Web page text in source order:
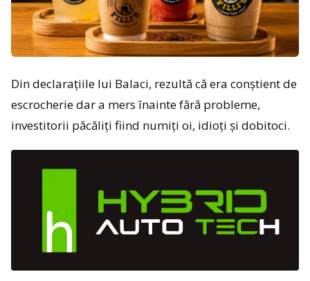
Din declarațiile lui Balaci, rezultă că era conștient de
escrocherie dar a mers înainte fără probleme,
investitorii păcăliți fiind numiți oi, idioți și dobitoci.